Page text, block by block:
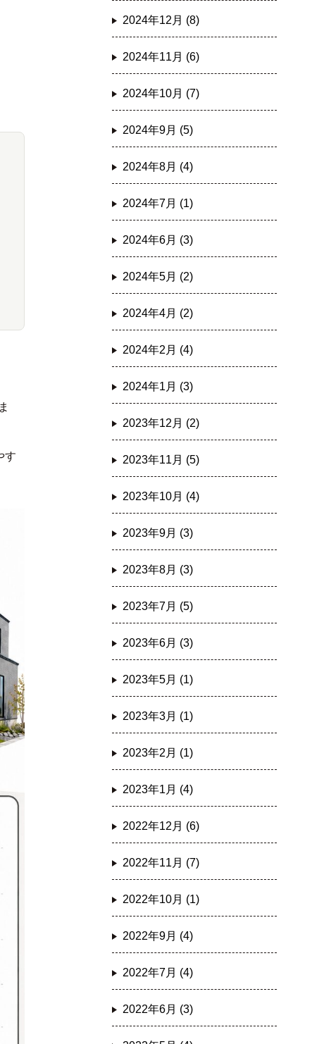
す
2024年12月 (8)
2024年11月 (6)
2024年10月 (7)
2024年9月 (5)
2024年8月 (4)
2024年7月 (1)
2024年6月 (3)
2024年5月 (2)
2024年4月 (2)
2024年2月 (4)
2024年1月 (3)
2023年12月 (2)
2023年11月 (5)
2023年10月 (4)
2023年9月 (3)
2023年8月 (3)
2023年7月 (5)
2023年6月 (3)
2023年5月 (1)
2023年3月 (1)
2023年2月 (1)
2023年1月 (4)
2022年12月 (6)
2022年11月 (7)
2022年10月 (1)
2022年9月 (4)
2022年7月 (4)
2022年6月 (3)